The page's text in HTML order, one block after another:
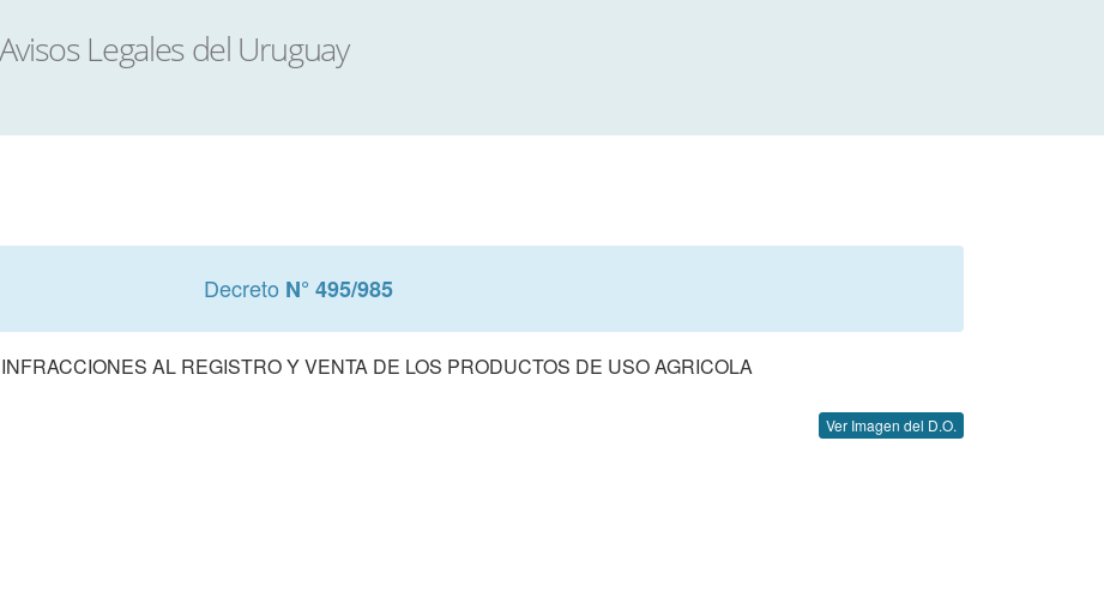
Decreto N° 495/985
AL REGISTRO Y VENTA DE LOS PRODUCTOS DE USO AGRICOLA
Ver Imagen del D.O.